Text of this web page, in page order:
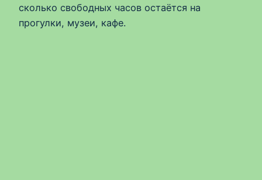
сколько свободных часов остаётся на
прогулки, музеи, кафе.